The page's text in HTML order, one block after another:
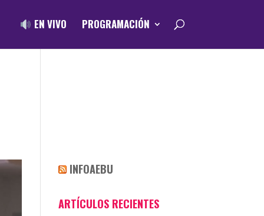
EN VIVO PROGRAMACIÓN
INFOAEBU
ARTÍCULOS RECIENTES